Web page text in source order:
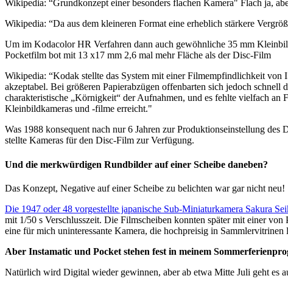
Wikipedia: “Grundkonzept einer besonders flachen Kamera" Flach ja,
Wikipedia: “Da aus dem kleineren Format eine erheblich stärkere
Um im Kodacolor HR Verfahren dann auch gewöhnliche 35 mm
Pocketfilm bot mit 13 x17 mm 2,6 mal mehr Fläche als der Disc-Film
Wikipedia: “Kodak stellte das System mit einer Filmempfindlichkeit
akzeptabel. Bei größeren Papierabzügen offenbarten sich jedoch
charakteristische „Körnigkeit“ der Aufnahmen, und es fehlte vielfach
Kleinbildkameras und -filme erreicht."
Was 1988 konsequent nach nur 6 Jahren zur Produktionseinstellung
stellte Kameras für den Disc-Film zur Verfügung.
Und die merkwürdigen Rundbilder auf einer Scheibe daneben?
Das Konzept, Negative auf einer Scheibe zu belichten war gar nicht neu!
Die 1947 oder 48 vorgestellte japanische Sub-Miniaturkamera Sakura
mit 1/50 s Verschlusszeit. Die Filmscheiben konnten später mit einer
eine für mich uninteressante Kamera, die hochpreisig in
Aber Instamatic und Pocket stehen fest in meinem
Natürlich wird Digital wieder gewinnen, aber ab etwa Mitte Juli geht es